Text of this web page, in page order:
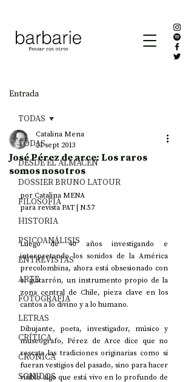
Entrada
TODAS
DESDE EL ALMACÉN
DOSSIER BRUNO LATOUR
FILOSOFÍA
HISTORIA
PSICOANÁLISIS
ENTREVISTAS
ARTE
FOTOGRAFÍA
LETRAS
CRÍTICA
CRÓNICA
SONIDOS
TODAS
José Pérez de arce: Los raros
somos nosotros
Catalina Mena
21 sept 2013
por Catalina MENA
para revista PAT | N.57
Luego de 40 años investigando e
interpretando los sonidos de la América
precolombina, ahora está obsesionado con
el guitarrón, un instrumento propio de la
zona central de Chile, pieza clave en los
cantos a lo divino y a lo humano.
Dibujante, poeta, investigador, músico y
museógrafo, Pérez de Arce dice que no
rescata las tradiciones originarias como si
fueran vestigios del pasado, sino para hacer
visible algo que está vivo en lo profundo de